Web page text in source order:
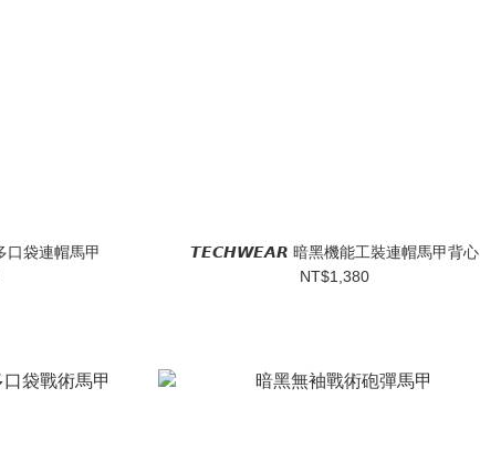
袋連帽馬甲
𝙏𝙀𝘾𝙃𝙒𝙀𝘼𝙍 暗黑機能工裝連帽馬甲背心
NT$1,380